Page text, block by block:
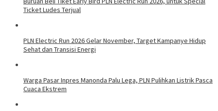
Ticket Ludes Terjual
PLN Electric Run 2026 Gelar November, Target Kampanye Hidup
Sehat dan Transisi Energi
Warga Pasar Inpres Manonda Palu Lega, PLN Pulihkan Listrik Pasca
Cuaca Ekstrem